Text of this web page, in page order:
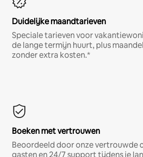
Duidelijke maandtarieven
Speciale tarieven voor
de lange termijn huurt, plus
zonder extra kosten.*
Boeken met vertrouwen
Beoordeeld door onze vertrouwde
gasten en 24/7 support tijdens je